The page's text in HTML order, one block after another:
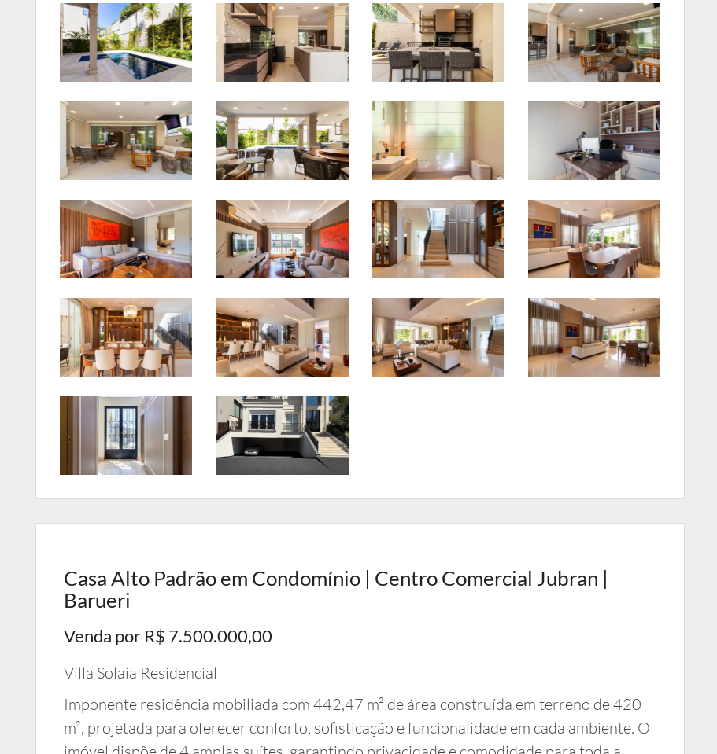
Casa Alto Padrão em Condomínio | Centro Comercial Jubran |
Barueri
Venda por R$ 7.500.000,00
Villa Solaia Residencial
Imponente residência mobiliada com 442,47 m² de área construída em terreno de 420
m², projetada para oferecer conforto, sofisticação e funcionalidade em cada ambiente. O